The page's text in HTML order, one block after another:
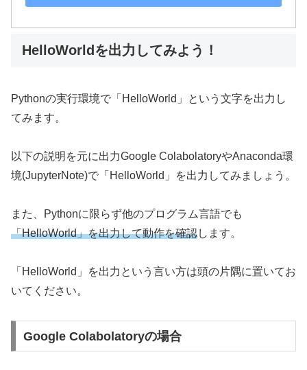
HelloWorldを出力してみよう！
Pythonの実行環境で「HelloWorld」という文字を出力し
てみます。
以下の説明を元に出力Google ColabolatoryやAnaconda環
境(JupyterNote)で「HelloWorld」を出力してみましょう。
また、Pythonに限らず他のプログラム言語でも
「HelloWorld」を出力して動作を確認します。
「HelloWorld」を出力という言い方は頭の片隅に置いてお
いてください。
Google Colabolatoryの場合